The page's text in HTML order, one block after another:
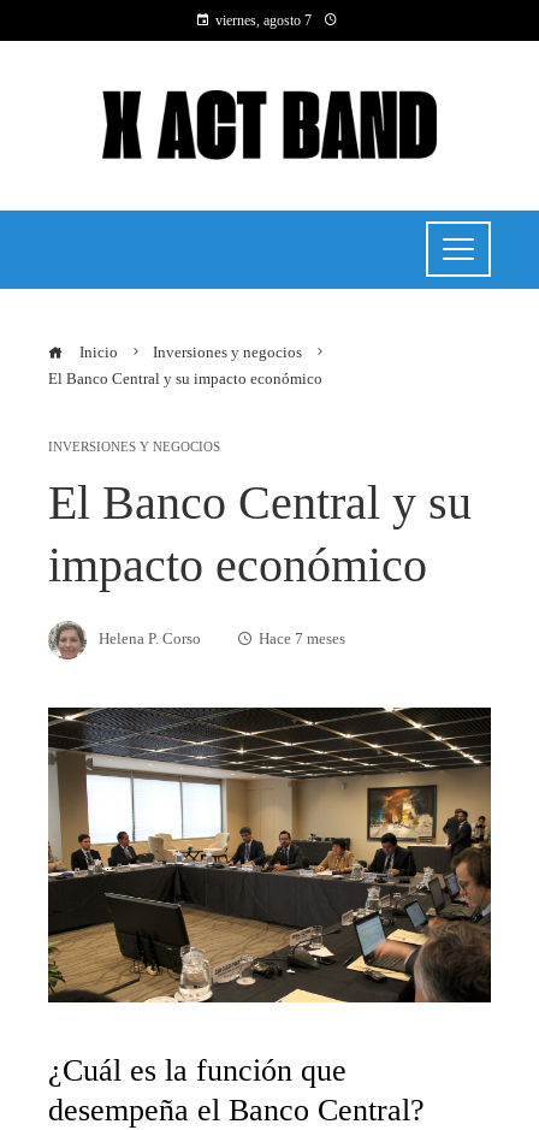
viernes, agosto 7
Inicio
Inversiones y negocios
El Banco Central y su impacto económico
INVERSIONES Y NEGOCIOS
El Banco Central y su
impacto económico
Helena P. Corso Hace 7 meses
¿Cuál es la función que
desempeña el Banco Central?